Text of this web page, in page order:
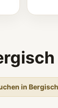
in